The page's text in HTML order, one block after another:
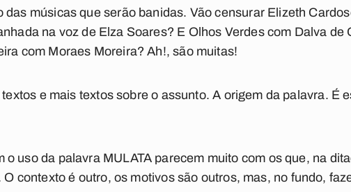
das músicas que serão banidas. Vão censurar Elizeth
na voz de Elza Soares? E Olhos Verdescom Dalva de
com Moraes Moreira? Ah!, são muitas!
e mais textos sobre o assunto. A origem da palavra. É
o uso da palavra MULATA parecem muito com os que, na
O contexto é outro, os motivos são outros, mas, no fundo,